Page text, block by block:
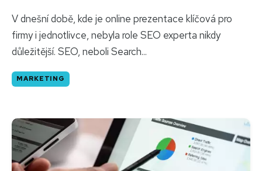
V dnešní době, kde je online prezentace klíčová pro
firmy i jednotlivce, nebyla role SEO experta nikdy
důležitější. SEO, neboli Search...
MARKETING